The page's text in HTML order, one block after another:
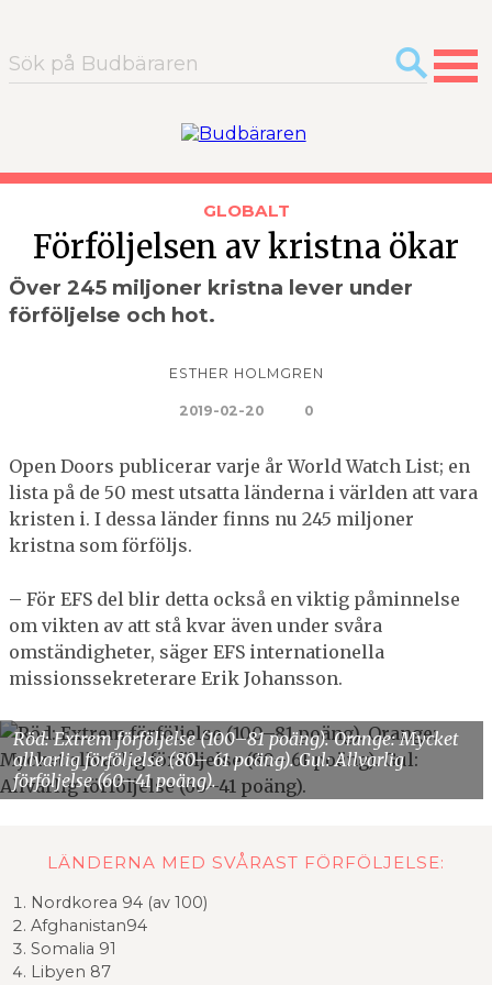
Sök
efter:
GLOBALT
Förföljelsen av kristna ökar
Över 245 miljoner kristna lever under
förföljelse och hot.
ESTHER HOLMGREN
2019-02-20 0
Open Doors publicerar varje år World Watch List; en
lista på de 50 mest utsatta länderna i världen att vara
kristen i. I dessa länder finns nu 245 miljoner
kristna som förföljs.
– För EFS del blir detta också en viktig påminnelse
om vikten av att stå kvar även under svåra
omständigheter, säger EFS internationella
missionssekreterare Erik Johansson.
Röd: Extrem förföljelse (100–81 poäng). Orange: Mycket
allvarlig förföljelse (80– 61 poäng). Gul: Allvarlig
förföljelse (60–41 poäng).
LÄNDERNA MED SVÅRAST FÖRFÖLJELSE:
Nordkorea 94 (av 100)
Afghanistan94
Somalia 91
Libyen 87